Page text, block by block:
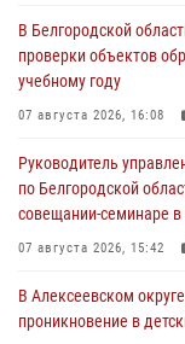
В Белгородской
проверки объектов
учебному году
07 августа 2026, 16:08
Руководитель
по Белгородской
совещании-семинаре
07 августа 2026, 15:42
В Алексеевском
проникновение в